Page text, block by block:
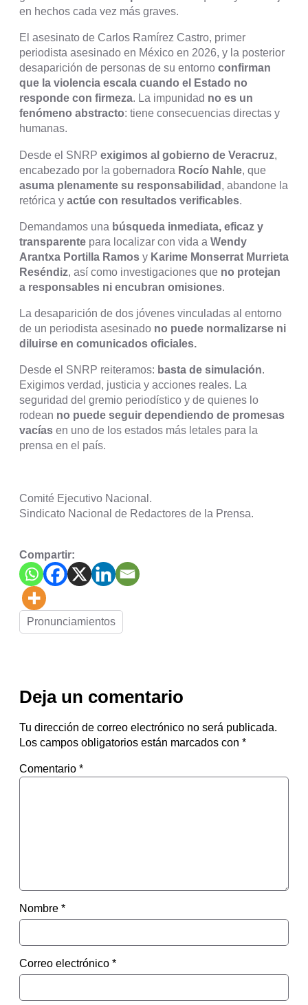
en hechos cada vez más graves.
El asesinato de Carlos Ramírez Castro, primer
periodista asesinado en México en 2026, y la posterior
desaparición de personas de su entorno confirman
que la violencia escala cuando el Estado no
responde con firmeza. La impunidad no es un
fenómeno abstracto: tiene consecuencias directas y
humanas.
Desde el SNRP exigimos al gobierno de Veracruz
encabezado por la gobernadora Rocío Nahle , que
asuma plenamente su responsabilidad , abandone la
retórica y actúe con resultados verificables
Demandamos una búsqueda inmediata, eficaz y
transparente para localizar con vida a Wendy
Arantxa Portilla Ramos y Karime Monserrat Murrieta
Reséndiz, así como investigaciones que no protejan
a responsables ni encubran omisiones.
La desaparición de dos jóvenes vinculadas al entorno
de un periodista asesinado no puede normalizarse ni
diluirse en comunicados oficiales.
Desde el SNRP reiteramos: basta de simulación.
Exigimos verdad, justicia y acciones reales. La
seguridad del gremio periodístico y de quienes lo
rodean no puede seguir dependiendo de promesas
vacías en uno de los estados más letales para la
prensa en el país.
Comité Ejecutivo Nacional.
Sindicato Nacional de Redactores de la Prensa.
Compartir:
Pronunciamientos
Deja un comentario
Tu dirección de correo electrónico no será publicada.
Los campos obligatorios están marcados con *
Comentario *
Nombre *
Correo electrónico *